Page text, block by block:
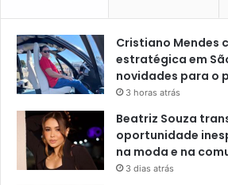
Cristiano Mendes
estratégica em
novidades para o
3 horas atrás
Beatriz Souza
oportunidade
na moda e na
3 dias atrás